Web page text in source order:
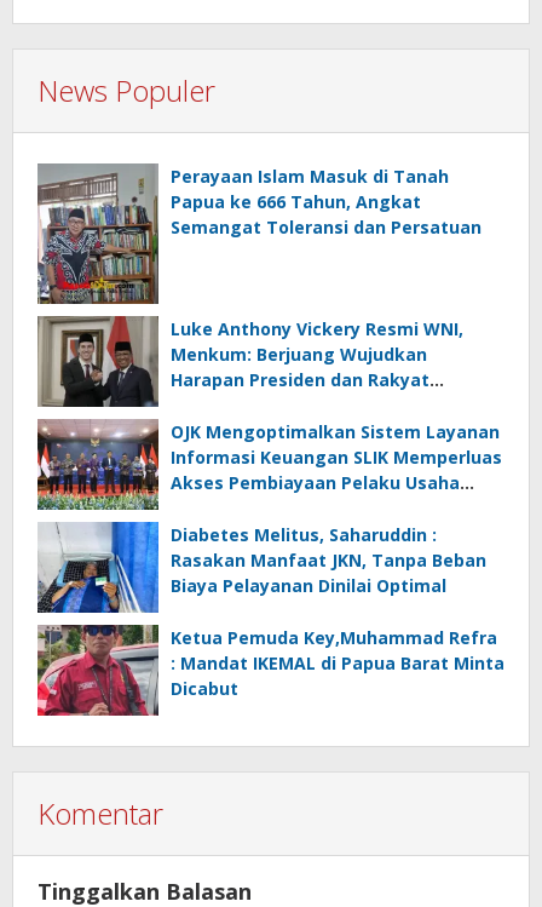
News Populer
Perayaan Islam Masuk di Tanah
Papua ke 666 Tahun, Angkat
Semangat Toleransi dan Persatuan
Luke Anthony Vickery Resmi WNI,
Menkum: Berjuang Wujudkan
Harapan Presiden dan Rakyat
OJK Mengoptimalkan Sistem Layanan
Informasi Keuangan SLIK Memperluas
Akses Pembiayaan Pelaku Usaha
Diabetes Melitus, Saharuddin :
Rasakan Manfaat JKN, Tanpa Beban
Biaya Pelayanan Dinilai Optimal
Ketua Pemuda Key,Muhammad Refra
: Mandat IKEMAL di Papua Barat Minta
Dicabut
Komentar
Tinggalkan Balasan